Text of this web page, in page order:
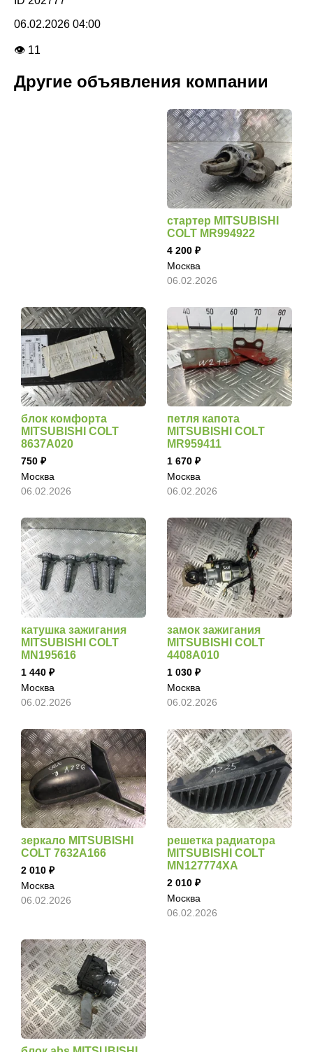
06.02.2026 04:00
👁 11
Другие объявления компании
стартер MITSUBISHI
COLT MR994922
4 200
Москва
06.02.2026
блок комфорта
MITSUBISHI COLT
8637A020
750
Москва
06.02.2026
петля капота
MITSUBISHI COLT
MR959411
1 670
Москва
06.02.2026
катушка зажигания
MITSUBISHI COLT
MN195616
1 440
Москва
06.02.2026
замок зажигания
MITSUBISHI COLT
4408A010
1 030
Москва
06.02.2026
зеркало MITSUBISHI
COLT 7632A166
2 010
Москва
06.02.2026
решетка радиатора
MITSUBISHI COLT
MN127774XA
2 010
Москва
06.02.2026